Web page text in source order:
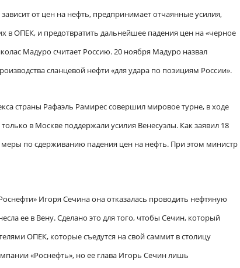
от цен на нефть, предпринимает отчаянные усилия,
ОПЕК, и предотвратить дальнейшее падения цен на «черное
Мадуро считает Россию. 20 ноября Мадуро назвал
сланцевой нефти «для удара по позициям России».
страны Рафаэль Рамирес совершил мировое турне, в ходе
в Москве поддержали усилия Венесуэлы. Как заявил 18
по сдерживанию падения цен на нефть. При этом министр
Игоря Сечина она отказалась проводить нефтяную
ее в Вену. Сделано это для того, чтобы Сечин, который
ОПЕК, которые съедутся на свой саммит в столицу
«Роснефть», но ее глава Игорь Сечин лишь